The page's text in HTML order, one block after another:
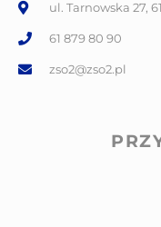
ul. Tarnowska 27,
61 879 80 90
zso2@zso2.pl